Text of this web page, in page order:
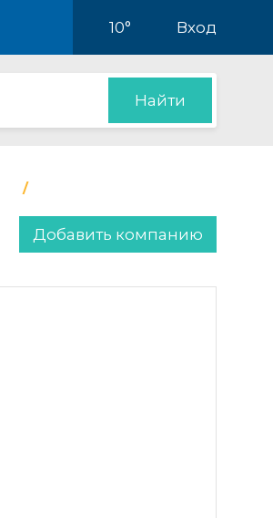
10° Вход
Найти
Добавить компанию